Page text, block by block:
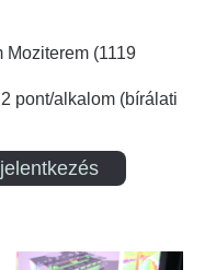
Moziterem (1119
2 pont/alkalom (bírálati